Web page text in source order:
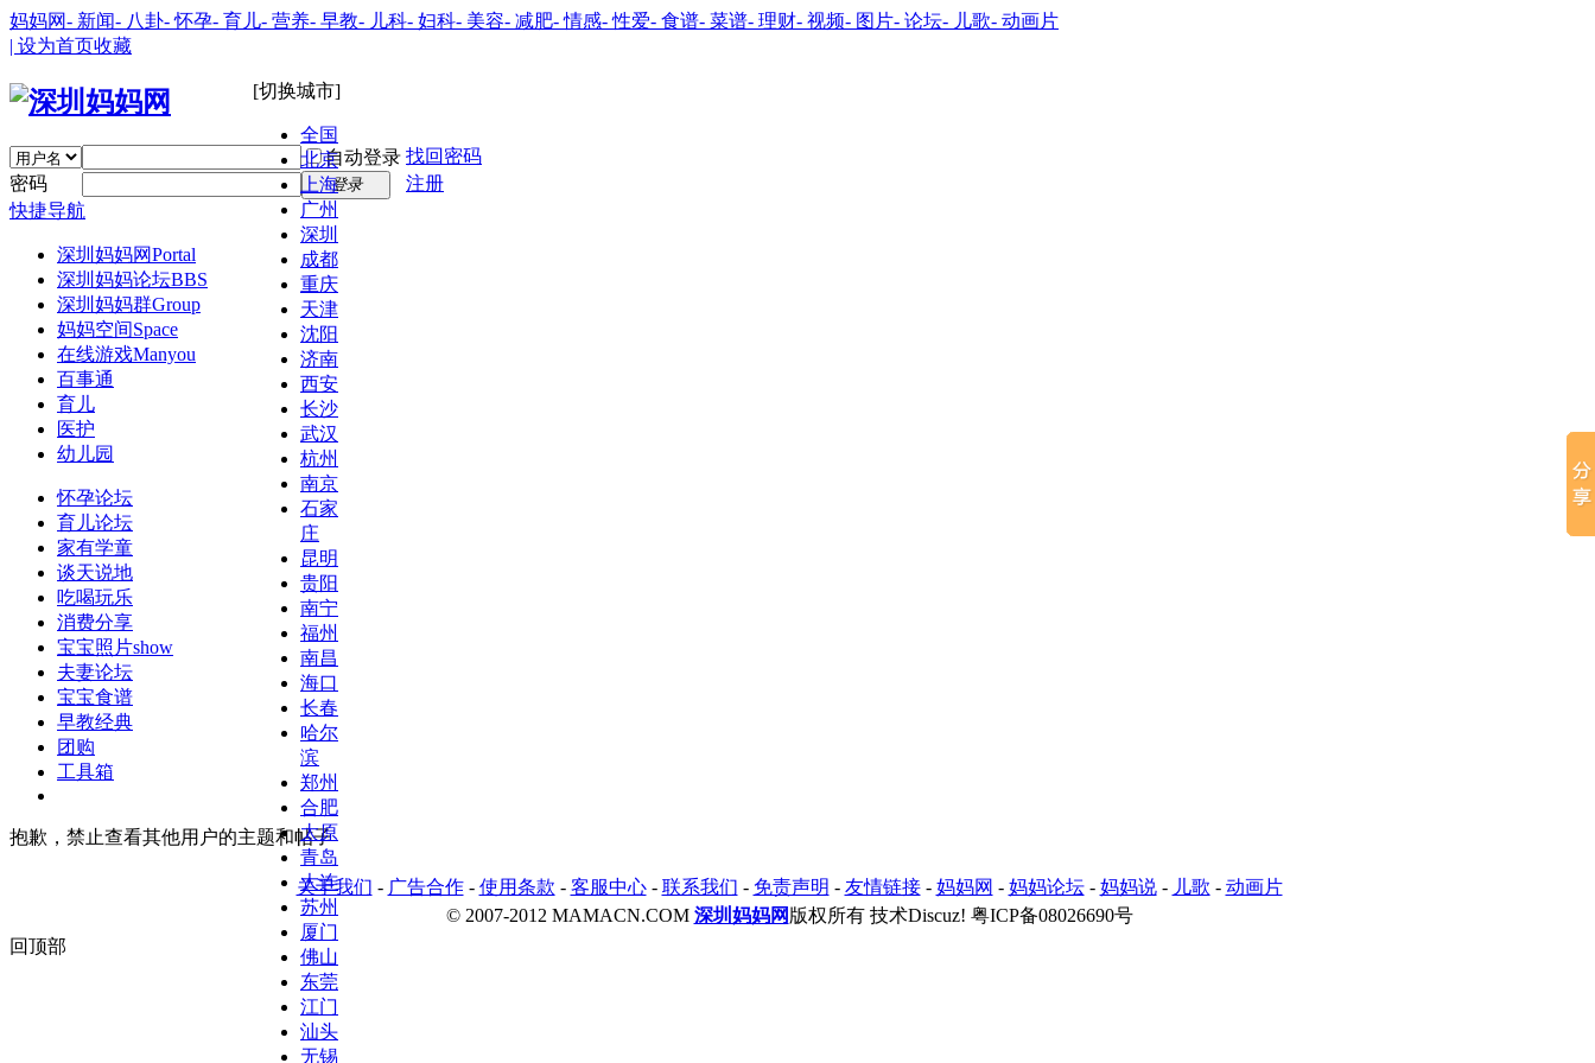
妈妈网- 新闻- 八卦- 怀孕- 育儿- 营养- 早教- 儿科- 妇科- 美容- 减肥- 情感- 性爱- 食谱- 菜谱- 理财- 视频- 图片- 论坛- 儿歌- 动画片
| 设为首页收藏
[切换城市]
全国
北京
上海
广州
深圳
成都
重庆
天津
沈阳
济南
西安
长沙
武汉
杭州
南京
石家
庄
昆明
贵阳
南宁
福州
南昌
海口
长春
哈尔
滨
郑州
合肥
太原
青岛
大连
苏州
厦门
佛山
东莞
江门
汕头
无锡
自动登录 找回密码
密码
登录
注册
快捷导航
深圳妈妈网Portal
深圳妈妈论坛BBS
深圳妈妈群Group
妈妈空间Space
在线游戏Manyou
百事通
育儿
医护
幼儿园
怀孕论坛
育儿论坛
家有学童
谈天说地
吃喝玩乐
消费分享
宝宝照片show
夫妻论坛
宝宝食谱
早教经典
团购
工具箱
抱歉，禁止查看其他用户的主题和帖子
关于我们 - 广告合作- 使用条款 - 客服中心- 联系我们 - 免责声明 - 友情链接- 妈妈网 - 妈妈论坛- 妈妈说- 儿歌 - 动画片
© 2007-2012 MAMACN.COM 深圳妈妈网版权所有 技术Discuz! 粤ICP备08026690号
回顶部